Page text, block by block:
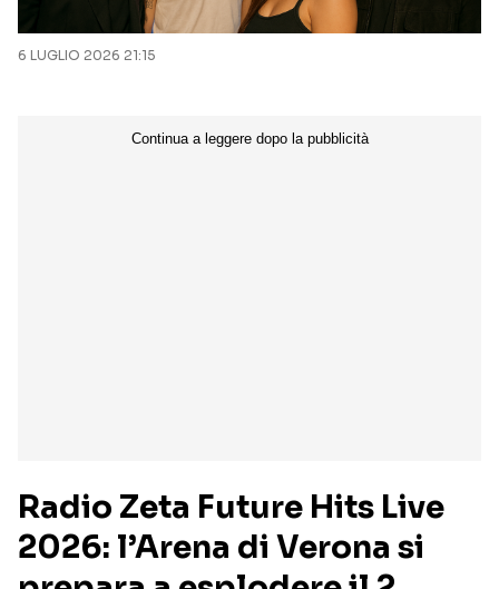
6 LUGLIO 2026 21:15
Radio Zeta Future Hits Live
2026: l’Arena di Verona si